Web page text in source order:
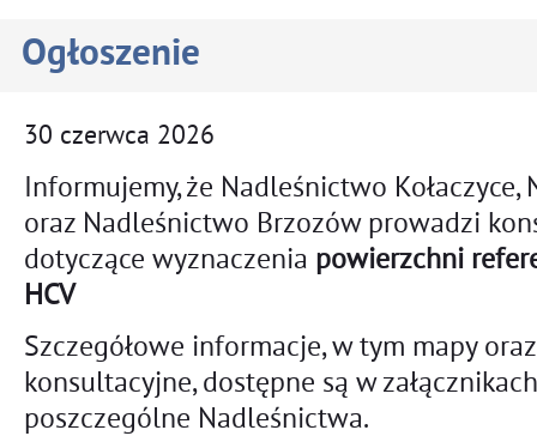
Ogłoszenie
30 czerwca 2026
Informujemy, że Nadleśnictwo
oraz Nadleśnictwo Brzozów prowadzi
dotyczące wyznaczenia powierzchni
HCV
Szczegółowe informacje, w tym mapy
konsultacyjne, dostępne są w
poszczególne Nadleśnictwa.